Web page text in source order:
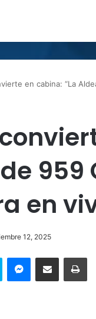
en cabina: “La
959
en
12, 2025
Skype MessengerCompartir por correo electrónico